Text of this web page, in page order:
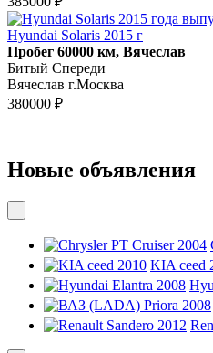
Hyundai Solaris 2015 г
Пробег 60000 км, Вячеслав
Битый Спереди
Вячеслав г.Москва
380000 ₽
Новые объявления
KIA ceed